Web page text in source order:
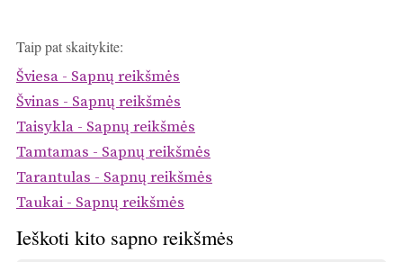
Taip pat skaitykite:
Šviesa - Sapnų reikšmės
Švinas - Sapnų reikšmės
Taisykla - Sapnų reikšmės
Tamtamas - Sapnų reikšmės
Tarantulas - Sapnų reikšmės
Taukai - Sapnų reikšmės
Ieškoti kito sapno reikšmės